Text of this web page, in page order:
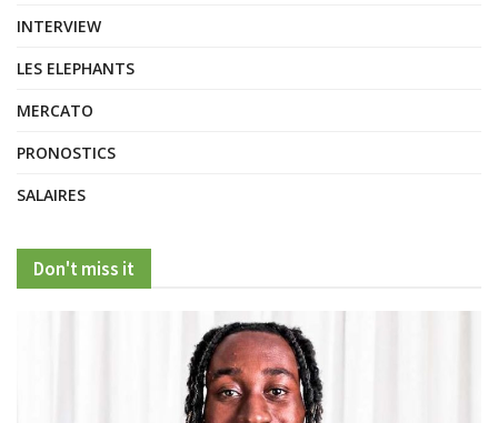
INTERVIEW
LES ELEPHANTS
MERCATO
PRONOSTICS
SALAIRES
Don't miss it